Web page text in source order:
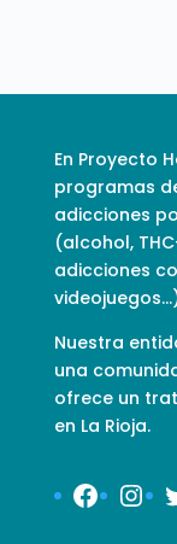
En Proyecto
programas
adicciones
(alcohol,
adicciones
Nuestra
una
ofrece un
en La Rioja.